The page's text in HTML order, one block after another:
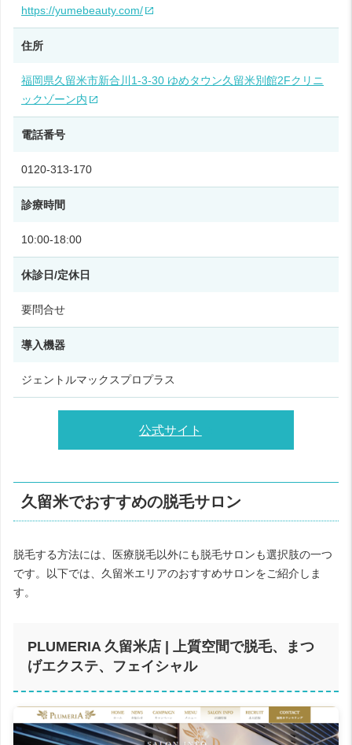
https://yumebeauty.com/
住所
福岡県久留米市新合川1-3-30 ゆめタウン久留米別館2Fクリニ
ックゾーン内
電話番号
0120-313-170
診療時間
10:00-18:00
休診日/定休日
要問合せ
導入機器
ジェントルマックスプロプラス
公式サイト
久留米でおすすめの脱毛サロン
脱毛する方法には、医療脱毛以外にも脱毛サロンも選択肢の一つ
です。以下では、久留米エリアのおすすめサロンをご紹介しま
す。
PLUMERIA 久留米店 | 上質空間で脱毛、まつ
げエクステ、フェイシャル